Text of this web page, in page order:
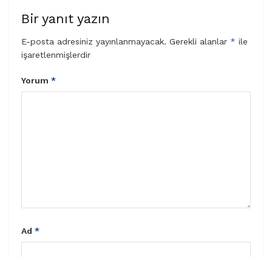
Bir yanıt yazın
E-posta adresiniz yayınlanmayacak. Gerekli alanlar * ile
işaretlenmişlerdir
Yorum *
Ad *